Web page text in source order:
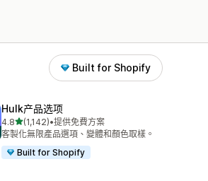
Built for Shopify
Hulk产品选项
4.8滿分 5 顆星
(1,142)
共有 1142 則評價
•提供免費方案
客製化無限產品選項、變體和顏色取樣。
Built for Shopify